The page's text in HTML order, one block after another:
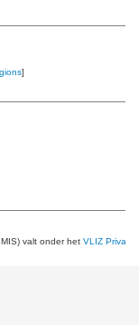
]
valt onder het VLIZ Privacy